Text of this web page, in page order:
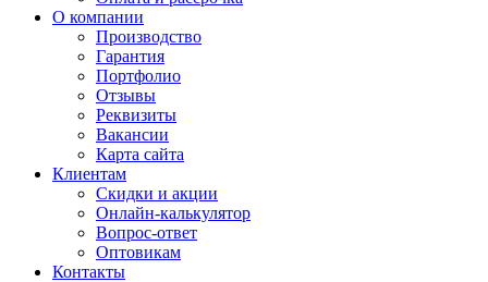
О компании
Производство
Гарантия
Портфолио
Отзывы
Реквизиты
Вакансии
Карта сайта
Клиентам
Скидки и акции
Онлайн-калькулятор
Вопрос-ответ
Оптовикам
Контакты